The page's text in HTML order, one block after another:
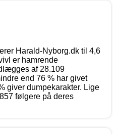
Harald-Nyborg.dk til 4,6
er hamrende
af 28.109
end 76 % har givet
giver dumpekarakter. Lige
følgere på deres